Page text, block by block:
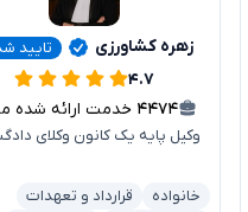
زهره کشاورزی تایید
۴.۷
۴۴۷۴ خدمت ارائه شده موفق
وکیل پایه یک کانون وکلای
خانواده
قرارداد و تعهدات